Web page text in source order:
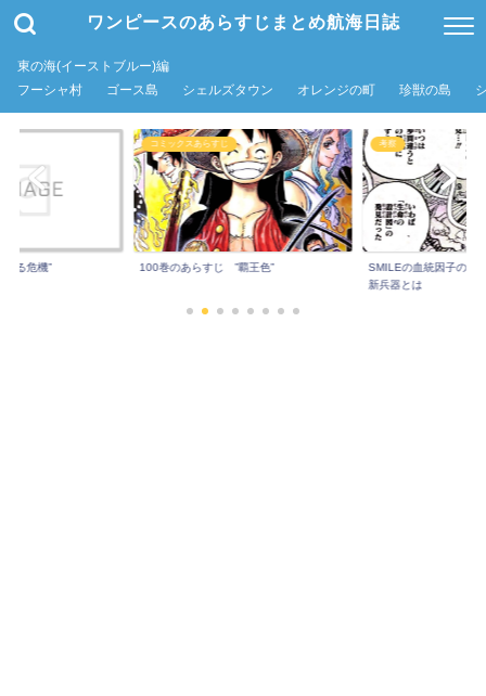
ワンピースのあらすじまとめ航海日誌
東の海(イーストブルー)編
フーシャ村
ゴース島 シェルズタウン オレンジの町 珍獣の島
る危機”
コミックスあらすじ
100巻のあらすじ ”覇王色”
考察
SMILEの血統因子の秘
新兵器とは